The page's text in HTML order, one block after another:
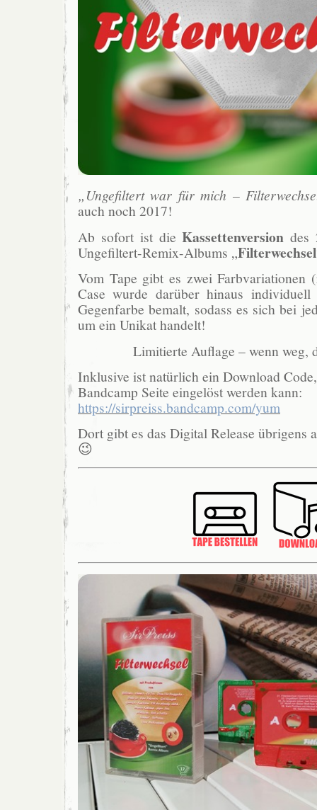
„Ungefiltert war für mich –
auch noch 2017!
Ab sofort ist dieKassettenversion des
Ungefiltert-Remix-Albums „Filterwechsel
Vom Tape gibt es zwei Farbvariationen
Case wurde darüber hinaus
Gegenfarbe bemalt, sodass es sich bei
um ein Unikat handelt!
Limitierte Auflage – wenn weg,
Inklusive ist natürlich ein Download
Bandcamp Seite eingelöst werden kann:
https://sirpreiss.bandcamp.com/yum
Dort gibt es das Digital Release übrigens
😉